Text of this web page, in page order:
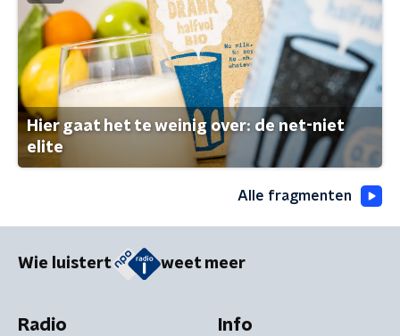
Hier gaat het te weinig over: de net-niet
elite
Alle fragmenten
Wie luistert weet meer
Radio Info